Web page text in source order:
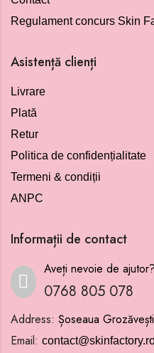
Regulament concurs Skin
Asistență clienți
Livrare
Plată
Retur
Politica de confidențialitate
Termeni & condiții
ANPC
Informații de contact
Aveți nevoie de ajutor?
0768 805 078
Address: Șoseaua
Email: